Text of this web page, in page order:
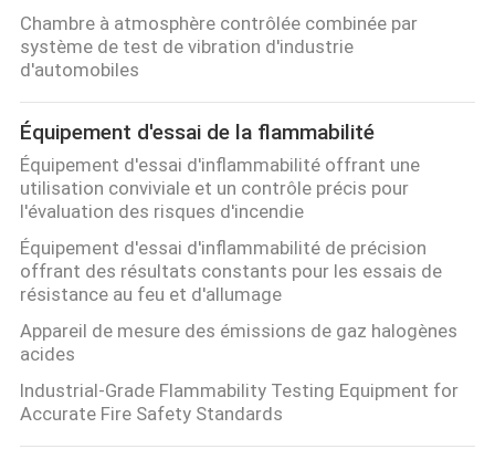
POLITIQUE
DE
CONFIDENTIALITÉ
Chambre à atmosphère contrôlée combinée par
système de test de vibration d'industrie
d'automobiles
Équipement d'essai de la flammabilité
Équipement d'essai d'inflammabilité offrant une
utilisation conviviale et un contrôle précis pour
l'évaluation des risques d'incendie
Équipement d'essai d'inflammabilité de précision
offrant des résultats constants pour les essais de
résistance au feu et d'allumage
Appareil de mesure des émissions de gaz halogènes
acides
Industrial-Grade Flammability Testing Equipment for
Accurate Fire Safety Standards